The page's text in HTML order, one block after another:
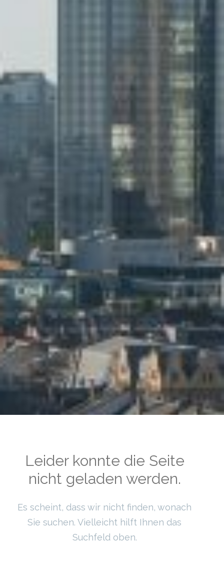
Leider konnte die Seite
nicht geladen werden.
Es scheint, dass wir nicht finden, wonach
Sie suchen. Vielleicht hilft Ihnen das
Suchfeld oben.